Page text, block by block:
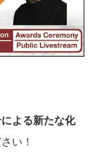
よる新たな化
い！